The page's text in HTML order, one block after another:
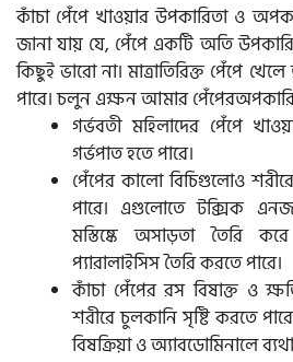
কাঁচা পেঁপে খাওয়ার উপকারিতা ও
জানা যায় যে, পেঁপে একটি অতি
কিছুই ভারো না। মাত্রাতিরিক্ত পেঁপে
পারে। চলুন এক্ষন আমার
গর্ভবতী মহিলাদের পেঁপে
গর্ভপাত হতে পারে।
পেঁপের কালো বিচিগুলোও
পারে। এগুলোতে টক্সিক
মস্তিষ্কে অসাড়তা তৈরি
প্যারালাইসিস তৈরি করতে পারে।
কাঁচা পেঁপের রস বিষাক্ত ও
শরীরে চুলকানি সৃষ্টি করতে
বিষক্রিয়া ও অ্যাবডোমিনালে